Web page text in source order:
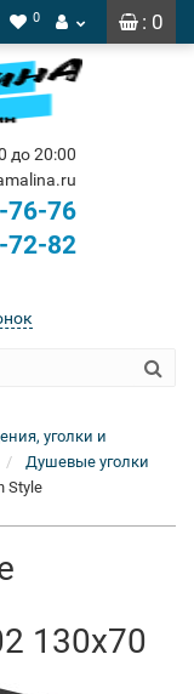
: 0
0
до 20:00
76-76
72-82
уголки и
Душевые уголки
Style
130x70